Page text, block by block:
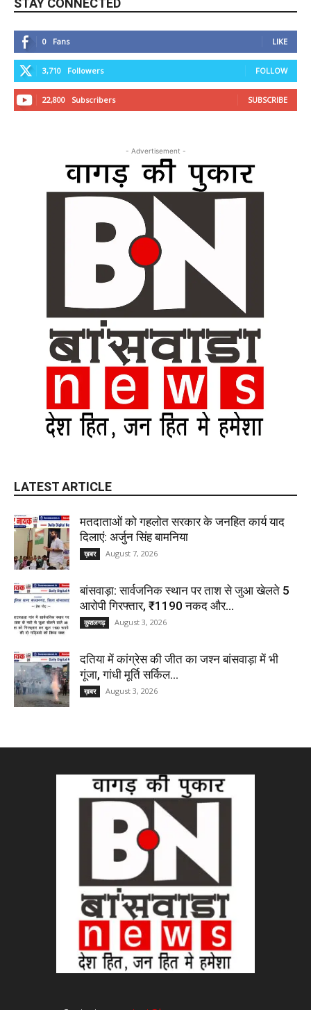
STAY CONNECTED
0 Fans LIKE
3,710 Followers FOLLOW
22,800 Subscribers SUBSCRIBE
- Advertisement -
LATEST ARTICLE
मतदाताओं को गहलोत सरकार के जनहित कार्य याद
दिलाएं: अर्जुन सिंह बामनिया
ख़बर August 7, 2026
बांसवाड़ा: सार्वजनिक स्थान पर ताश से जुआ खेलते 5
आरोपी गिरफ्तार, ₹1190 नकद और...
कुशलगढ़ August 3, 2026
दतिया में कांग्रेस की जीत का जश्न बांसवाड़ा में भी
गूंजा, गांधी मूर्ति सर्किल...
ख़बर August 3, 2026